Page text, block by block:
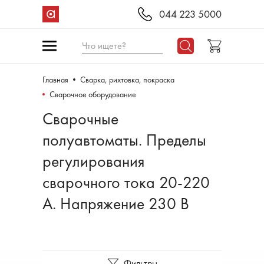
044 223 5000
Что ищете?
Главная
Сварка, рихтовка, покраска
Сварочное оборудование
Сварочные
полуавтоматы. Пределы
регулирования
сварочного тока 20-220
А. Напряжение 230 В